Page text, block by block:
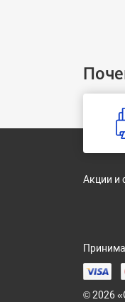
Акции и
© 2026